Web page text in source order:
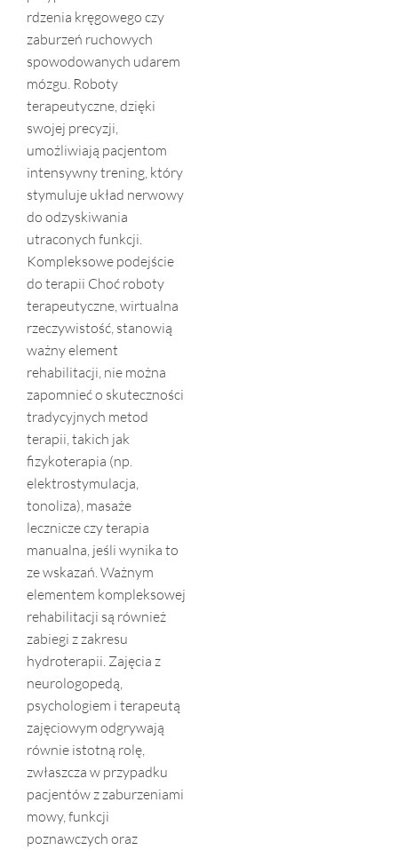
rdzenia kręgowego czy
zaburzeń ruchowych
spowodowanych udarem
mózgu. Roboty
terapeutyczne, dzięki
swojej precyzji,
umożliwiają pacjentom
intensywny trening, który
stymuluje układ nerwowy
do odzyskiwania
utraconych funkcji.
Kompleksowe podejście
do terapii Choć roboty
terapeutyczne, wirtualna
rzeczywistość, stanowią
ważny element
rehabilitacji, nie można
zapomnieć o skuteczności
tradycyjnych metod
terapii, takich jak
fizykoterapia (np.
elektrostymulacja,
tonoliza), masaże
lecznicze czy terapia
manualna, jeśli wynika to
ze wskazań. Ważnym
elementem kompleksowej
rehabilitacji są również
zabiegi z zakresu
hydroterapii. Zajęcia z
neurologopedą,
psychologiem i terapeutą
zajęciowym odgrywają
równie istotną rolę,
zwłaszcza w przypadku
pacjentów z zaburzeniami
mowy, funkcji
poznawczych oraz